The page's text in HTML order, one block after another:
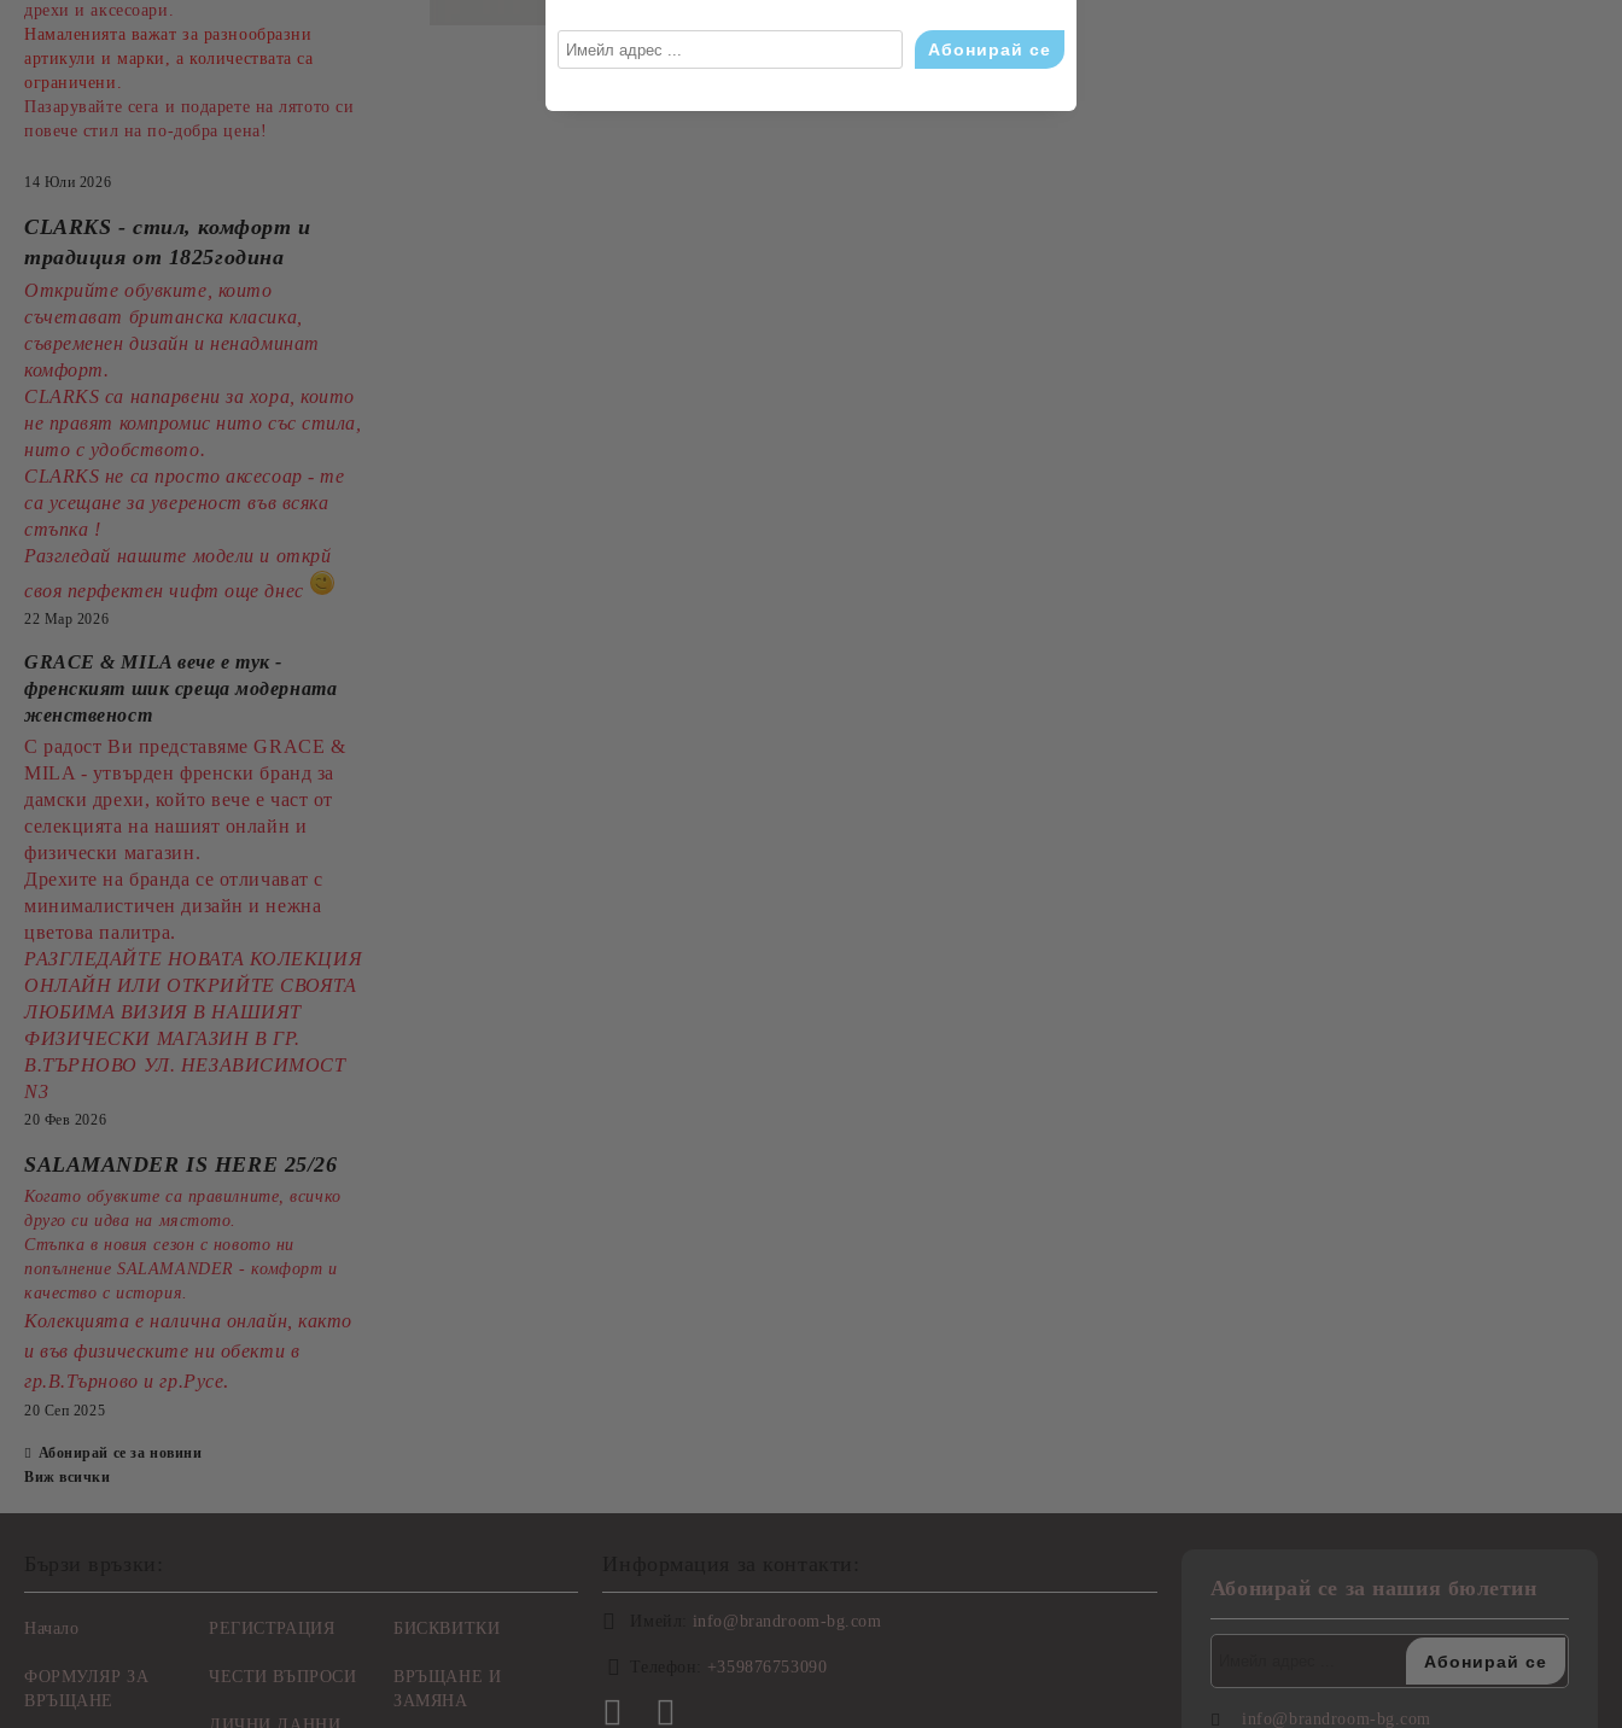
дрехи и аксесоари.
Намаленията важат за разнообразни
артикули и марки, а количествата са
ограничени.
Пазарувайте сега и подарете на лятото си
повече стил на по-добра цена!
14 Юли 2026
CLARKS - стил, комфорт и
традиция от 1825година
Открийте обувките, които
съчетават британска класика,
съвременен дизайн и ненадминат
комфорт.
CLARKS са напарвени за хора, които
не правят компромис нито със стила,
нито с удобството.
CLARKS не са просто аксесоар - те
са усещане за увереност във всяка
стъпка !
Разгледай нашите модели и открй
своя перфектен чифт още днес
22 Мар 2026
GRACE & MILA вече е тук -
френският шик среща модерната
женственост
С радост Ви представяме GRACE &
MILA - утвърден френски бранд за
дамски дрехи, който вече е част от
селекцията на нашият онлайн и
физически магазин.
Дрехите на бранда се отличават с
минималистичен дизайн и нежна
цветова палитра.
РАЗГЛЕДАЙТЕ НОВАТА КОЛЕКЦИЯ
ОНЛАЙН ИЛИ ОТКРИЙТЕ СВОЯТА
ЛЮБИМА ВИЗИЯ В НАШИЯТ
ФИЗИЧЕСКИ МАГАЗИН В ГР.
В.ТЪРНОВО УЛ. НЕЗАВИСИМОСТ
N3
20 Фев 2026
SALAMANDER IS HERE 25/26
Когато обувките са правилните, всичко
друго си идва на мястото.
Стъпка в новия сезон с новото ни
попълнение SALAMANDER - комфорт и
качество с история.
Колекцията е налична онлайн, както
и във физическите ни обекти в
гр.В.Търново и гр.Русе.
20 Сеп 2025
Абонирай се за новини
Виж всички
Начало
ФОРМУЛЯР ЗА
ВРЪЩАНЕ
РЕГИСТРАЦИЯ
ЧЕСТИ ВЪПРОСИ
БИСКВИТКИ
ВРЪЩАНЕ И
ЗАМЯНА
info@brandroom-bg.com
+359876753090
Абонирай се за нашия бюлетин
info@brandroom-bg.com